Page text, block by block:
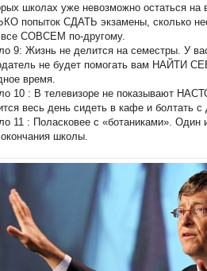
школах уже невозможно остаться на
попыток СДАТЬ экзамены, сколько
СОВСЕМ по-другому.
9: Жизнь не делится на семестры. У
не будет помогать вам НАЙТИ
время.
10 : В телевизоре не показывают
весь день сидеть в кафе и болтать с
11 : Поласковее с «ботаниками». Один
школы.